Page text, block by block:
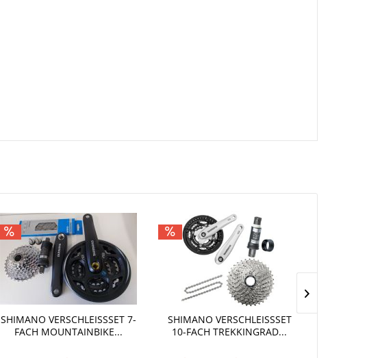
SHIMANO VERSCHLEISSSET 7-F
ACH MOUNTAINBIKE...
SHIMANO VERSCHLEISSSET 1
0-FACH TREKKINGRAD...